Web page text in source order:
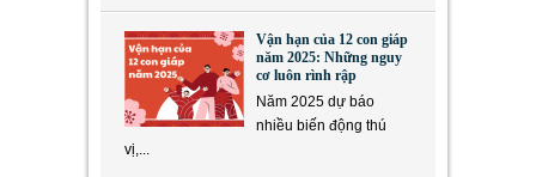
Vận hạn của 12 con giáp
năm 2025: Những nguy
cơ luôn rình rập
Năm 2025 dự báo
nhiều biến động thú
vị,...